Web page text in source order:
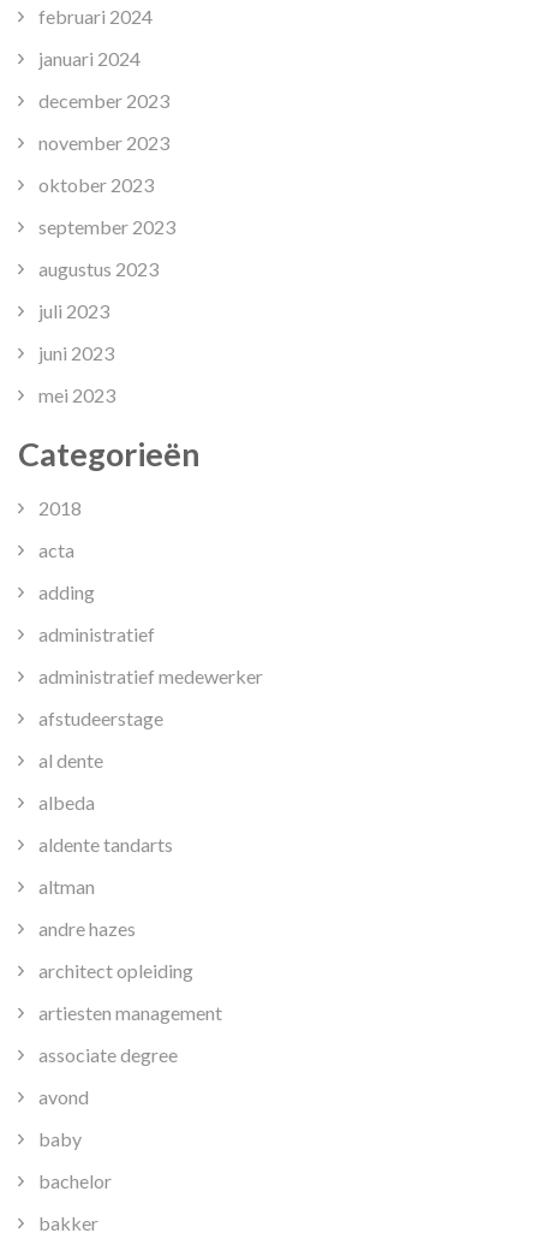
februari 2024
januari 2024
december 2023
november 2023
oktober 2023
september 2023
augustus 2023
juli 2023
juni 2023
mei 2023
Categorieën
2018
acta
adding
administratief
administratief medewerker
afstudeerstage
al dente
albeda
aldente tandarts
altman
andre hazes
architect opleiding
artiesten management
associate degree
avond
baby
bachelor
bakker